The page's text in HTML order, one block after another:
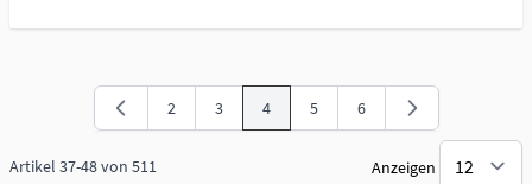
Artikel 37-48von 511
Seite
2 Seite
3 Sie lesen gerade Seite
4 Seite
5 Seite
6
Anzeigen